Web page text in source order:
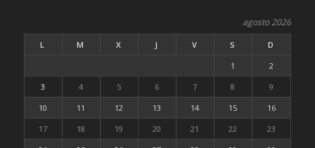
agosto 2026
L M X J V S
D
1
2
3
4 5 6 7 8
9
10
11 12 13 14 15
16
17
18 19 20 21 22
23